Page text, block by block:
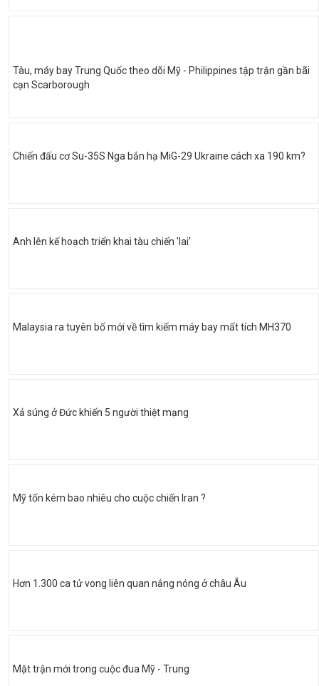
Tàu, máy bay Trung Quốc theo dõi Mỹ - Philippines tập trận gần bãi
cạn Scarborough
Chiến đấu cơ Su-35S Nga bắn hạ MiG-29 Ukraine cách xa 190 km?
Anh lên kế hoạch triển khai tàu chiến 'lai'
Malaysia ra tuyên bố mới về tìm kiếm máy bay mất tích MH370
Xả súng ở Đức khiến 5 người thiệt mạng
Mỹ tốn kém bao nhiêu cho cuộc chiến Iran ?
Hơn 1.300 ca tử vong liên quan nắng nóng ở châu Âu
Mặt trận mới trong cuộc đua Mỹ - Trung